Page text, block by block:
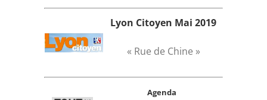
Lyon Citoyen Mai 2019
« Rue de Chine »
Agenda